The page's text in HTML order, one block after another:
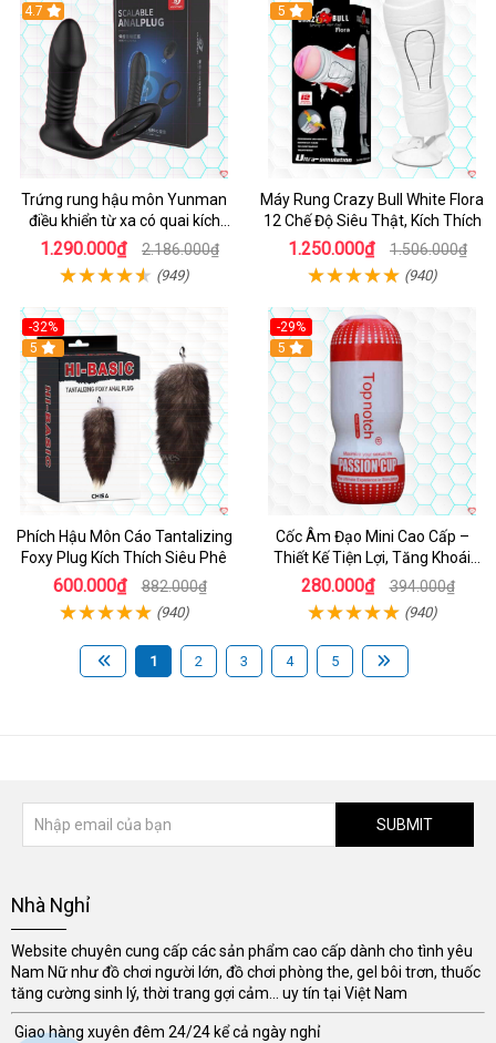
Hot
4.7
Trứng rung hậu môn Yunman
điều khiển từ xa có quai kích
thích
1.290.000₫ 2.186.000₫
(949)
5
Máy Rung Crazy Bull White Flora
12 Chế Độ Siêu Thật, Kích Thích
1.250.000₫ 1.506.000₫
(940)
-32%
Hot
5
Phích Hậu Môn Cáo Tantalizing
Foxy Plug Kích Thích Siêu Phê
600.000₫ 882.000₫
(940)
-29%
5
Cốc Âm Đạo Mini Cao Cấp –
Thiết Kế Tiện Lợi, Tăng Khoái
Cảm
280.000₫ 394.000₫
(940)
1 2 3 4 5
SUBMIT
Nhà Nghỉ
Website chuyên cung cấp các sản phẩm cao cấp dành cho tình yêu
Nam Nữ như đồ chơi người lớn, đồ chơi phòng the, gel bôi trơn, thuốc
tăng cường sinh lý, thời trang gợi cảm... uy tín tại Việt Nam
Giao hàng xuyên đêm 24/24 kể cả ngày nghỉ